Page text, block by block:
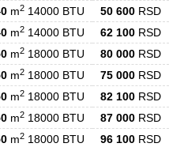
m2 14000 BTU 50 600 RSD
m2 14000 BTU 62 100 RSD
m2 18000 BTU 80 000 RSD
m2 18000 BTU 75 000 RSD
m2 18000 BTU 82 100 RSD
m2 18000 BTU 87 000 RSD
m2 18000 BTU 96 100 RSD